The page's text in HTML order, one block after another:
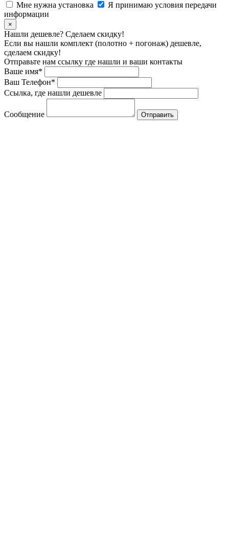
Мне нужна установка
Я принимаю условия передачи
информации
×
Нашли дешевле? Сделаем скидку!
Если вы нашли комплект (полотно + погонаж) дешевле,
сделаем скидку!
Отправьте нам ссылку где нашли и ваши контакты
Ваше имя*
Ваш Телефон*
Ссылка, где нашли дешевле
Сообщение